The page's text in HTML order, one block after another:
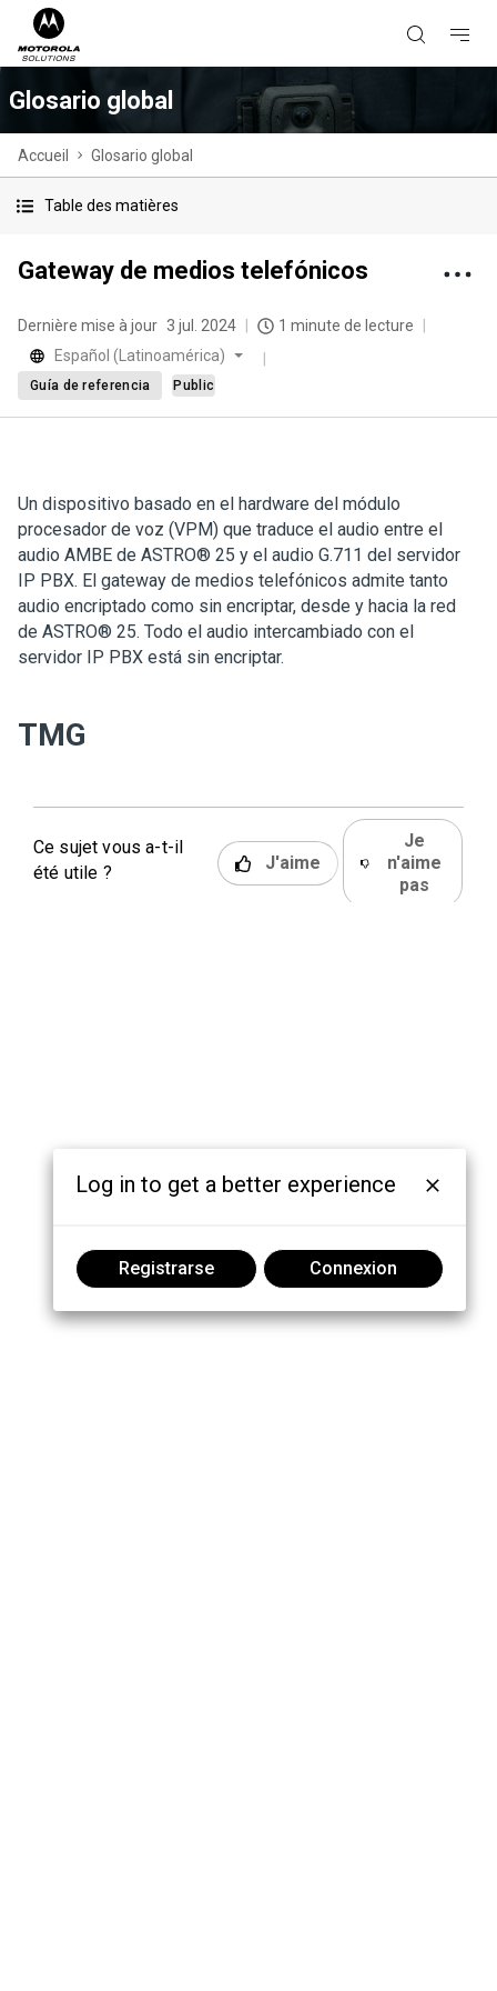
Glosario global
Accueil Glosario global
Table des matières
Gateway de medios telefónicos
Dernière mise à jour 3 jul. 2024
1 minute de lecture
Español (Latinoamérica)
Guía de referencia Public
Un dispositivo basado en el hardware del módulo
procesador de voz (VPM) que traduce el audio entre el
audio AMBE de ASTRO® 25 y el audio G.711 del servidor
IP PBX. El gateway de medios telefónicos admite tanto
audio encriptado como sin encriptar, desde y hacia la red
de ASTRO® 25. Todo el audio intercambiado con el
servidor IP PBX está sin encriptar.
TMG
Ce sujet vous a-t-il
été utile ?
J'aime
Je
n'aime
pas
Log in to get a better experience
Registrarse Connexion